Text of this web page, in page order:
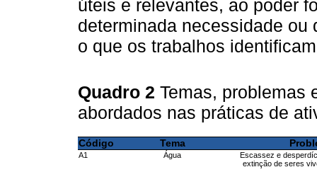
úteis e relevantes, ao poder
determinada necessidade ou
o que os trabalhos
Quadro 2 Temas, problemas
abordados nas práticas de
Código Tema
A1 Água
Escassez e
extinção de seres